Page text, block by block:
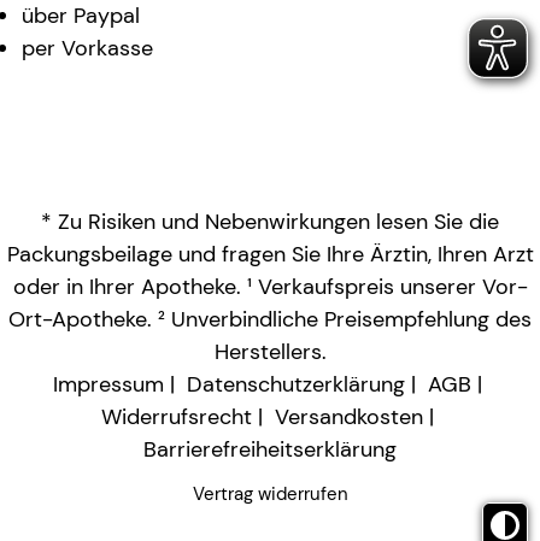
über Paypal
per Vorkasse
* Zu Risiken und Nebenwirkungen lesen Sie die
Packungsbeilage und fragen Sie Ihre Ärztin, Ihren Arzt
oder in Ihrer Apotheke. ¹ Verkaufspreis unserer Vor-
Ort-Apotheke. ² Unverbindliche Preisempfehlung des
Herstellers.
Impressum
Datenschutzerklärung
AGB
Widerrufsrecht
Versandkosten
Barrierefreiheitserklärung
Vertrag widerrufen